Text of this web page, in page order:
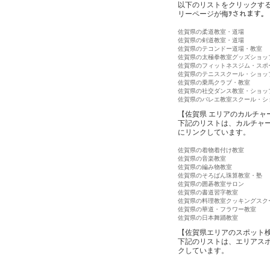
以下のリストをクリックす
リーページが侮ｦされます。
佐賀県の柔道教室・道場
佐賀県の剣道教室・道場
佐賀県のテコンドー道場・教室
佐賀県の太極拳教室グッズショッ
佐賀県のフィットネスジム・スポ
佐賀県のテニススクール・ショッ
佐賀県の乗馬クラブ・教室
佐賀県の社交ダンス教室・ショッ
佐賀県のバレエ教室スクール・シ
【佐賀県 エリアのカルチ
下記のリストは、カルチャ
にリンクしています。
佐賀県の着物着付け教室
佐賀県の音楽教室
佐賀県の編み物教室
佐賀県のそろばん珠算教室・塾
佐賀県の囲碁教室サロン
佐賀県の書道習字教室
佐賀県の料理教室クッキングスク
佐賀県の華道・フラワー教室
佐賀県の日本舞踊教室
【佐賀県エリアのスポット
下記のリストは、エリアス
クしています。